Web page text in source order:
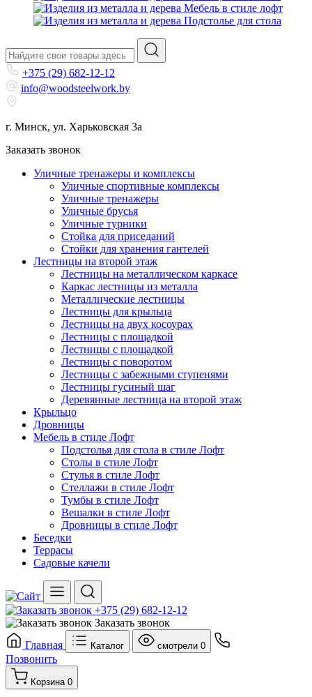
Мебель в стиле лофт
Подстолье для стола
+375 (29) 682-12-12
info@woodsteelwork.by
г. Минск, ул. Харьковская 3а
Заказать звонок
Уличные тренажеры и комплексы
Уличные спортивные комплексы
Уличные тренажеры
Уличные брусья
Уличные турники
Cтойка для приседаний
Стойки для хранения гантелей
Лестницы на второй этаж
Лестницы на металлическом каркасе
Каркас лестницы из металла
Металлические лестницы
Лестницы для крыльца
Лестницы на двух косоурах
Лестницы с площадкой
Лестницы с площадкой
Лестницы с поворотом
Лестницы с забежными ступенями
Лестницы гусиный шаг
Деревянные лестница на второй этаж
Крыльцо
Дровницы
Мебель в стиле Лофт
Подстолья для стола в стиле Лофт
Столы в стиле Лофт
Стулья в стиле Лофт
Стеллажи в стиле Лофт
Тумбы в стиле Лофт
Вешалки в стиле Лофт
Дровницы в стиле Лофт
Беседки
Террасы
Садовые качели
+375 (29) 682-12-12
Заказать звонок
Главная
Каталог смотрели 0
Позвонить
Корзина 0